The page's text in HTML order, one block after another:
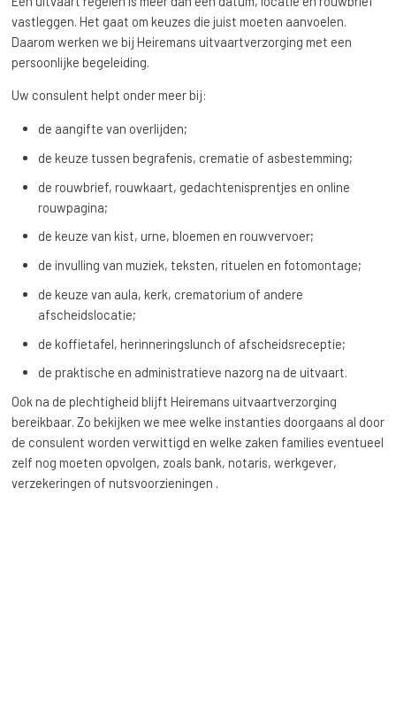
vastleggen. Het gaat om keuzes die juist moeten aanvoelen.
Daarom werken we bij Heiremans uitvaartverzorging met een
persoonlijke begeleiding.
Uw consulent helpt onder meer bij:
de aangifte van overlijden;
de keuze tussen begrafenis, crematie of asbestemming;
de rouwbrief, rouwkaart, gedachtenisprentjes en online
rouwpagina;
de keuze van kist, urne, bloemen en rouwvervoer;
de invulling van muziek, teksten, rituelen en fotomontage;
de keuze van aula, kerk, crematorium of andere
afscheidslocatie;
de koffietafel, herinneringslunch of afscheidsreceptie;
de praktische en administratieve nazorg na de uitvaart.
Ook na de plechtigheid blijft Heiremans uitvaartverzorging
bereikbaar. Zo bekijken we mee welke instanties doorgaans al door
de consulent worden verwittigd en welke zaken families eventueel
zelf nog moeten opvolgen, zoals bank, notaris, werkgever,
verzekeringen of nutsvoorzieningen .